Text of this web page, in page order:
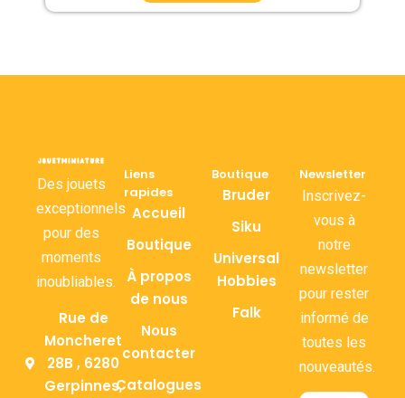
Des jouets
exceptionnels
pour des
moments
inoubliables.
Rue de
Moncheret
28B , 6280
Gerpinnes,
Liens
rapides
Accueil
Boutique
À propos
de nous
Nous
contacter
Catalogues
Boutique
Bruder
Siku
Universal
Hobbies
Falk
Newsletter
Inscrivez-
vous à
notre
newsletter
pour rester
informé de
toutes les
nouveautés.